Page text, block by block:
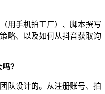
用手机拍工厂）、脚本撰写
略、以及如何从抖音获取询
？
队设计的。从注册账号、拍